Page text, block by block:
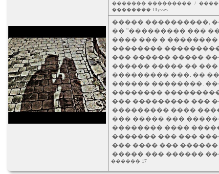
������� ��������� /
�������� Ulysses
����� ����������,
�� "��������� ���
���� ��� �
��������
��� ������ �����
������ ����� ��
��������� ���. ��
������ ��������.
��������
��� ��������� ���
��������� ����
��� ����� ���
�������� ����
������� ��� ���
��� ���� ���
����� ��� ������
������ 17